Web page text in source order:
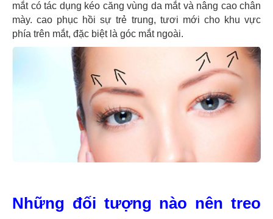
mắt có tác dụng kéo căng vùng da mắt và nâng cao chân
mày. cao phục hồi sự trẻ trung, tươi mới cho khu vực
phía trên mắt, đặc biệt là góc mắt ngoài.
Những đối tượng nào nên treo